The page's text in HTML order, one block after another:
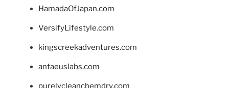
HamadaOfJapan.com
VersifyLifestyle.com
kingscreekadventures.com
antaeuslabs.com
purelycleanchemdry.com